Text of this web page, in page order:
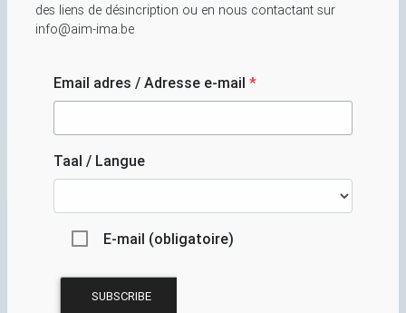
des liens de désincription ou en nous contactant sur
info@aim-ima.be
Email adres / Adresse e-mail *
Taal / Langue
E-mail (obligatoire)